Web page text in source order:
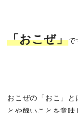
「おこぜ」で
おこぜの「おこ」と
とや醜いことを意味